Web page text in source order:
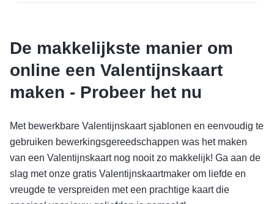
De makkelijkste manier om
online een Valentijnskaart
maken - Probeer het nu
Met bewerkbare Valentijnskaart sjablonen en eenvoudig te
gebruiken bewerkingsgereedschappen was het maken
van een Valentijnskaart nog nooit zo makkelijk! Ga aan de
slag met onze gratis Valentijnskaartmaker om liefde en
vreugde te verspreiden met een prachtige kaart die